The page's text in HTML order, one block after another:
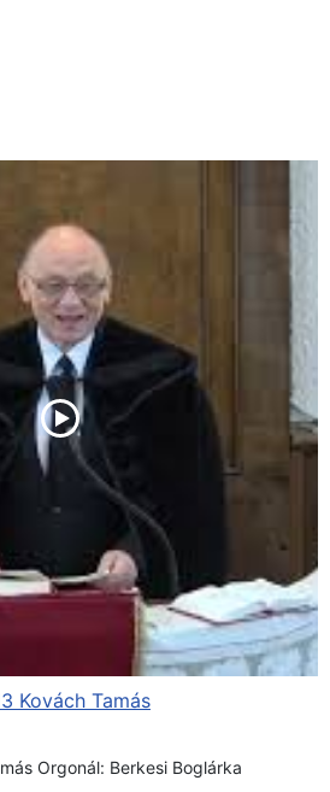
Kovách Tamás
Orgonál: Berkesi Boglárka